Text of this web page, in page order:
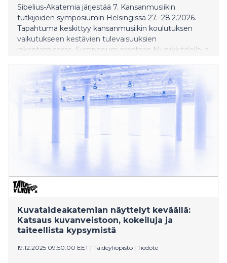
Sibelius-Akatemia järjestää 7. Kansanmusiikin
tutkijoiden symposiumin Helsingissä 27.–28.2.2026.
Tapahtuma keskittyy kansanmusiikin koulutuksen
vaikutukseen kestävien tulevaisuuksien
rakentamisessa. Symposium pidetään Musiikkitalolla ja
tervetuloa!
Kuvataideakatemian näyttelyt keväällä:
Katsaus kuvanveistoon, kokeiluja ja
taiteellista kypsymistä
19.12.2025 09:50:00 EET | Taideyliopisto | Tiedote